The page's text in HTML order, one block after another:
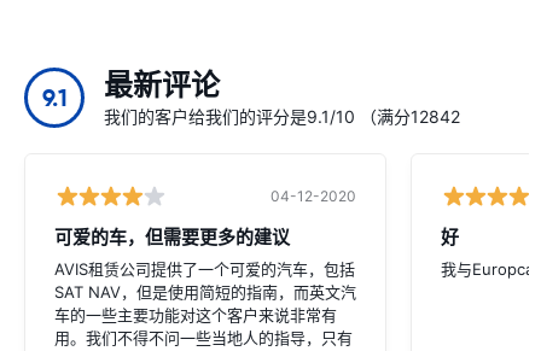
9.1 最新评论
我们的客户给我们的评分是9.1/10 （满分12842
04-12-2020
可爱的车，但需要更多的建议
AVIS租赁公司提供了一个可爱的汽车，包括
SAT NAV，但是使用简短的指南，而英文汽
车的一些主要功能对这个客户来说非常有
用。我们不得不问一些当地人的指导，只有
好
我与